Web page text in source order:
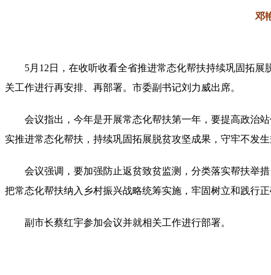
邓
5月12日，在收听收看全省推进常态化帮扶持续巩固拓
关工作进行再安排、再部署。市委副书记刘力威出席。
会议指出，今年是开展常态化帮扶第一年，要提高政治
实推进常态化帮扶，持续巩固拓展脱贫攻坚成果，守牢不发生
会议强调，要加强防止返贫致贫监测，分类落实帮扶举
把常态化帮扶纳入乡村振兴战略统筹实施，牢固树立和践行
副市长蔡红宇参加会议并就相关工作进行部署。